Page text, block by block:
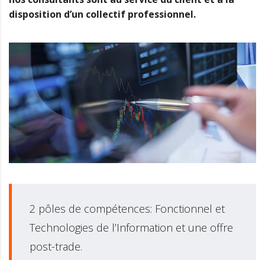
disposition d’un collectif professionnel.
2 pôles de compétences: Fonctionnel et
Technologies de l’Information et une offre
post-trade.